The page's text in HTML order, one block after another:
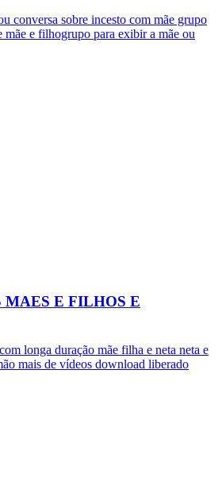
conversa sobre incesto com mãe grupo
mãe e filhogrupo para exibir a mãe ou
MAES E FILHOS E
longa duração mãe filha e neta neta e
mais de vídeos download liberado